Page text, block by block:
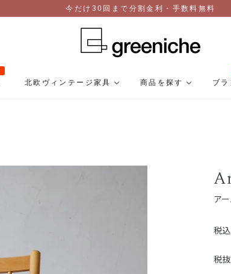
今だけ30回まで分割金利・手数料無料
北欧ヴィンテージ家具
商品を探す ブラ
ア
税込
税抜